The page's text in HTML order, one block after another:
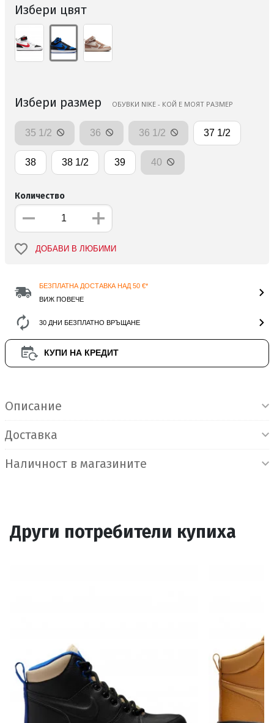
Избери цвят
Избери размер ОБУВКИ NIKE - КОЙ Е МОЯТ РАЗМЕР
35 1/2 36 36 1/2 37 1/2
38 38 1/2 39 40
Количество
ДОБАВИ В ЛЮБИМИ
БЕЗПЛАТНА ДОСТАВКА НАД 50 €*
ВИЖ ПОВЕЧЕ
30 ДНИ БЕЗПЛАТНО ВРЪЩАНЕ
КУПИ НА КРЕДИТ
Описание
Доставка
Наличност в магазините
Други потребители купиха